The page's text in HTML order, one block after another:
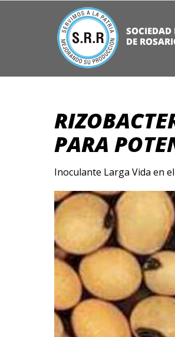
PARA
Inoculante Larga Vida en